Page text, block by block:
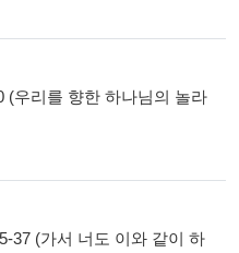
(우리를 향한 하나님의 놀라
37 (가서 너도 이와 같이 하